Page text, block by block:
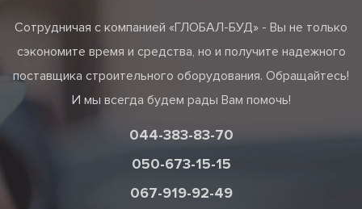
Сотрудничая с компанией «ГЛОБАЛ-БУД» - Вы не только
сэкономите время и средства, но и получите надежного
поставщика строительного оборудования. Обращайтесь!
И мы всегда будем рады Вам помочь!
044-383-83-70
050-673-15-15
067-919-92-49